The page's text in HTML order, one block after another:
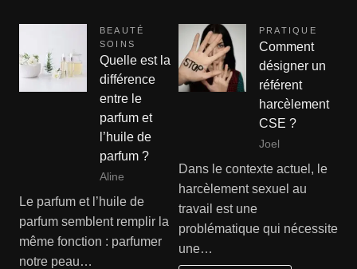
BEAUTÉ
SOINS
Quelle est la
différence
entre le
parfum et
l’huile de
parfum ?
Aline
Le parfum et l’huile de
parfum semblent remplir la
même fonction : parfumer
notre peau…
PRATIQUE
Comment
désigner un
référent
harcèlement
CSE ?
Joel
Dans le contexte actuel, le
harcèlement sexuel au
travail est une
problématique qui nécessite
une…